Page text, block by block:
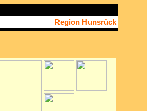
Region Hunsrück